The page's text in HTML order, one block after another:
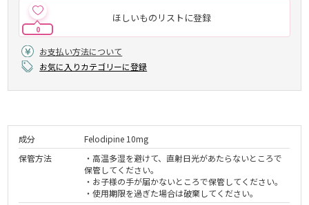
ほしいものリストに登録
0
お支払い方法について
お気に入りカテゴリーに登録
成分
Felodipine 10mg
保管方法
・高温多湿を避けて、直射日光があたらないところで
保管してください。
・お子様の手が届かないところで保管してください。
・使用期限を過ぎた場合は破棄してください。